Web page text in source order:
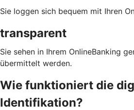
Sie loggen sich bequem mit Ihren
transparent
Sie sehen in Ihrem OnlineBanking
übermittelt werden.
Wie funktioniert die
Identifikation?